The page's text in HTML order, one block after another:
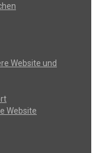
Website und
Website